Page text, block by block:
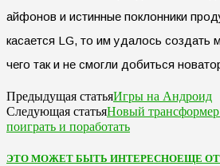
айфонов и истинные поклонники
касается LG, то им удалось
чего так и не смогли добиться
Предыдущая статьяИгры на Андроид
Следующая статьяНовый
поиграть и поработать
ЭТО МОЖЕТ БЫТЬ ИНТЕРЕСНОЕЩЕ ОТ